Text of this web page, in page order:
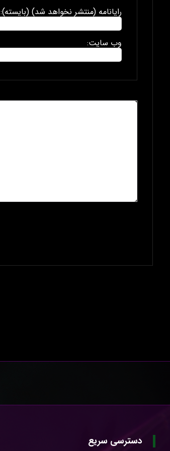
رایانامه (منتشر نخواهد شد) (بایسته):
وب سایت:
دسترسی سریع